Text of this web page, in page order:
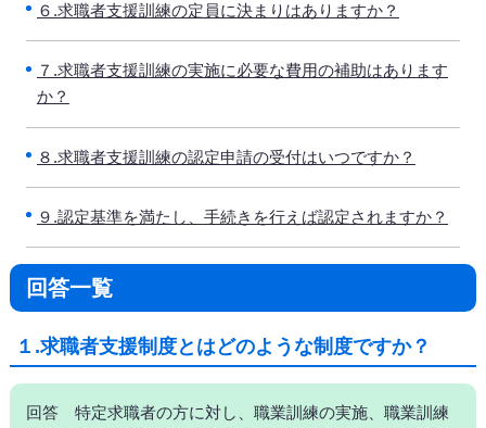
６.求職者支援訓練の定員に決まりはありますか？
７.求職者支援訓練の実施に必要な費用の補助はあります
か？
８.求職者支援訓練の認定申請の受付はいつですか？
９.認定基準を満たし、手続きを行えば認定されますか？
回答一覧
１.求職者支援制度とはどのような制度ですか？
回答 特定求職者の方に対し、職業訓練の実施、職業訓練